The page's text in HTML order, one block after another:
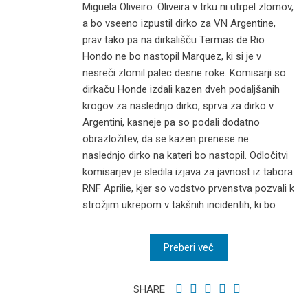
Miguela Oliveiro. Oliveira v trku ni utrpel zlomov,
a bo vseeno izpustil dirko za VN Argentine,
prav tako pa na dirkališču Termas de Rio
Hondo ne bo nastopil Marquez, ki si je v
nesreči zlomil palec desne roke. Komisarji so
dirkaču Honde izdali kazen dveh podaljšanih
krogov za naslednjo dirko, sprva za dirko v
Argentini, kasneje pa so podali dodatno
obrazložitev, da se kazen prenese ne
naslednjo dirko na kateri bo nastopil. Odločitvi
komisarjev je sledila izjava za javnost iz tabora
RNF Aprilie, kjer so vodstvo prvenstva pozvali k
strožjim ukrepom v takšnih incidentih, ki bo
Preberi več
SHARE